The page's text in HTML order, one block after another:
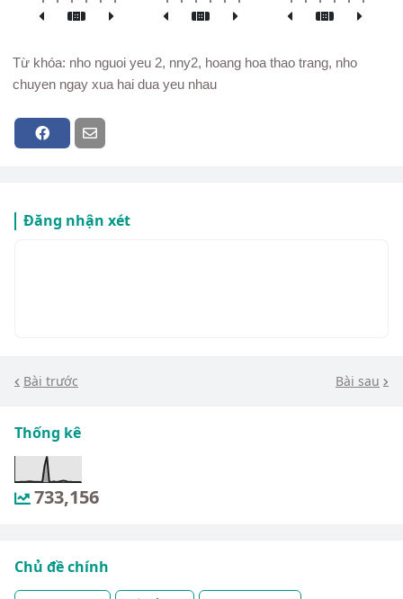
Từ khóa: nho nguoi yeu 2, nny2, hoang hoa thao trang, nho
chuyen ngay xua hai dua yeu nhau
Đăng nhận xét
Bài trước Bài sau
Thống kê
733,156
Chủ đề chính